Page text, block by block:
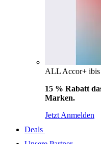
ALL Accor+ ibis
15 % Rabatt
Marken.
Jetzt Anmelden
Deals